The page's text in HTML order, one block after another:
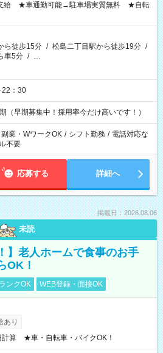
給 ★車通勤可能→駐車場実質無料 ★自転
ら徒歩15分 / 松島二丁目駅から徒歩19分 /
車5分 / …
：30
（早期募集中！採用率今だけ高いです！）
副業・WワークOK / シフト勤務 / 電話対応な
不要
応募する 詳細へ
掲載日：2026.08.06
未読
】老人ホームで食事のお手
OK！
ンクOK WEB登録・面接OK
あり
計算 ★車・自転車・バイクOK！